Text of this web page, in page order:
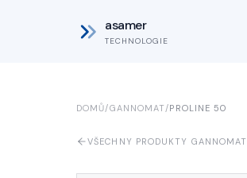
asamer
TECHNOLOGIE
DOMŮ/GANNOMAT/PROLINE 50
VŠECHNY PRODUKTY GANNOMAT